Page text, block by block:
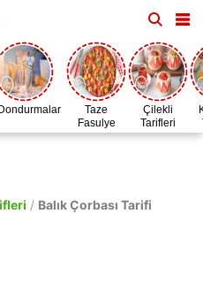
Dondurmalar
Taze
Fasulye
Zamanı
Çilekli
Tarifleri
/ Balık Çorbası Tarifi